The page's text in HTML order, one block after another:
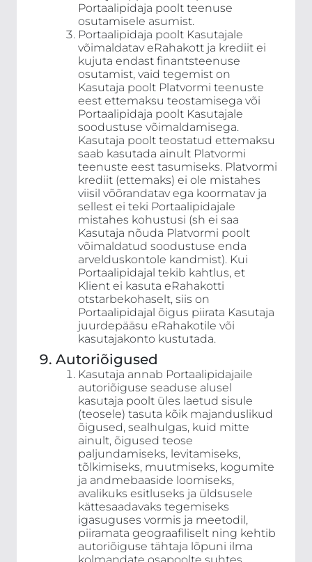
Portaalipidaja poolt teenuse
osutamisele asumist.
Portaalipidaja poolt Kasutajale
võimaldatav eRahakott ja krediit ei
kujuta endast finantsteenuse
osutamist, vaid tegemist on
Kasutaja poolt Platvormi teenuste
eest ettemaksu teostamisega või
Portaalipidaja poolt Kasutajale
soodustuse võimaldamisega.
Kasutaja poolt teostatud ettemaksu
saab kasutada ainult Platvormi
teenuste eest tasumiseks. Platvormi
krediit (ettemaks) ei ole mistahes
viisil võõrandatav ega koormatav ja
sellest ei teki Portaalipidajale
mistahes kohustusi (sh ei saa
Kasutaja nõuda Platvormi poolt
võimaldatud soodustuse enda
arvelduskontole kandmist). Kui
Portaalipidajal tekib kahtlus, et
Klient ei kasuta eRahakotti
otstarbekohaselt, siis on
Portaalipidajal õigus piirata Kasutaja
juurdepääsu eRahakotile või
kasutajakonto kustutada.
Autoriõigused
Kasutaja annab Portaalipidajaile
autoriõiguse seaduse alusel
kasutaja poolt üles laetud sisule
(teosele) tasuta kõik majanduslikud
õigused, sealhulgas, kuid mitte
ainult, õigused teose
paljundamiseks, levitamiseks,
tõlkimiseks, muutmiseks, kogumite
ja andmebaaside loomiseks,
avalikuks esitluseks ja üldsusele
kättesaadavaks tegemiseks
igasuguses vormis ja meetodil,
piiramata geograafiliselt ning kehtib
autoriõiguse tähtaja lõpuni ilma